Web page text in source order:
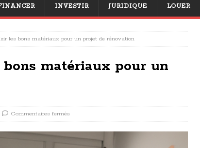
INVESTIR JURIDIQUE LOUER
les bons matériaux pour un projet de rénovation
matériaux pour un
Commentaires fermés